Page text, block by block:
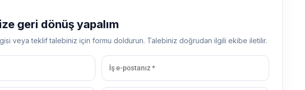
geri dönüş yapalım
veya teklif talebiniz için formu doldurun. Talebiniz doğrudan ilgili ekibe iletilir.